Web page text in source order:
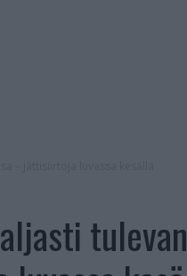
tulevan